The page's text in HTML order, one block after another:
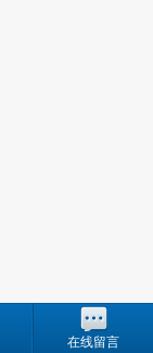
在线留言